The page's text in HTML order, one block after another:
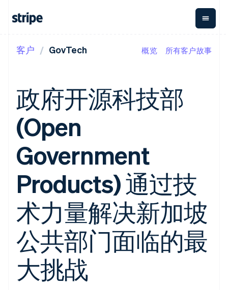
支付
在线支付
Managed
Payments
方案
Payment links
无代码支付
Checkout
面
Elements
灵活的 UI 组件
Payment
methods
接入 125+ 种支
付方式
Terminal
线下支付
Authorization
Boost
支付成功率优
经常性收入
Metronome
按用量计费
一次性或定期
账单
销售税和增值
税自动化
Revenue
Recognition
会计自动化
Stripe Sigma
自定义报告
Data Pipeline
资金管
Global
Payouts
发卡基
础设施
平台
按企业阶段
按应用场景
加密货币
财务自动化
全球化企业
交易市场
资金管理
平台
SaaS
按行业
文档
库与 SDK
Stripe Apps
接受线上付款
实施预置结账流程
构建平台或交易市场
管理订阅
提供按用量计费
发行稳定币支持的支付卡
通过智能体配置和管理服
务
资源
学习
指南
获取支持
托管支持方案
公司
产品路线图
Sessions 年度大会
招聘
资讯中心
Stripe Press
客户 GovTech 概览 所有客户故事
政府开源科技部
(Open
Government
Products) 通过技
术力量解决新加坡
公共部门面临的最
大挑战